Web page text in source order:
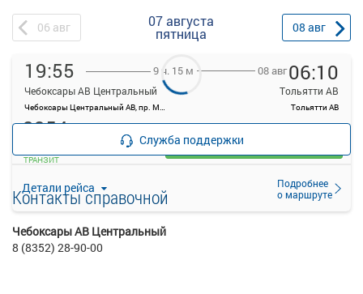
06 авг 07 августа
пятница 08 авг
19:55
Чебоксары АВ Центральный
Чебоксары Центральный АВ, пр. Мира, 78, г. Чебоксары
9 ч. 15 м 08 авг06:10
Тольятти АВ
Тольятти АВ
Детали рейса
Подробнее
о маршруте
2354
ТРАНЗИТ
Выбрать
Служба поддержки
Контакты справочной
Чебоксары АВ Центральный
8 (8352) 28-90-00